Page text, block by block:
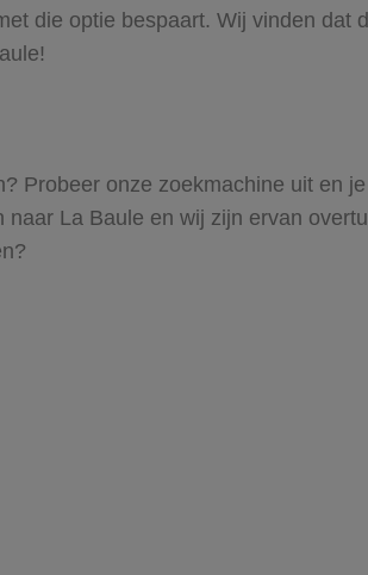
die optie bespaart. Wij vinden
Probeer onze zoekmachine uit en
La Baule en wij zijn ervan